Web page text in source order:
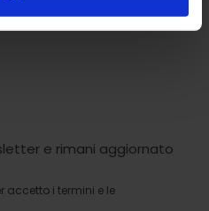
e rimani aggiornato
accetto i termini e le